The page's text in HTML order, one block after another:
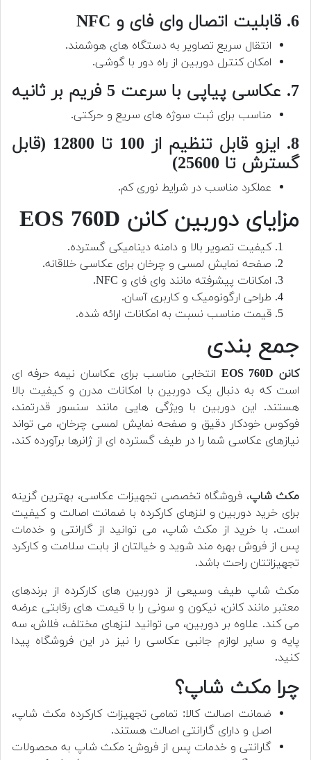
6. قابلیت اتصال وای فای و NFC
انتقال سریع تصاویر به دستگاه های هوشمند.
امکان کنترل دوربین از راه دور با گوشی.
7. عکاسی پیاپی با سرعت 5 فریم بر ثانیه
مناسب برای ثبت سوژه های سریع و حرکتی.
8. ایزو قابل تنظیم از 100 تا 12800 (قابل
گسترش تا 25600)
عملکرد مناسب در شرایط نوری کم.
مزایای دوربین کانن EOS 760D
کیفیت تصویر بالا و دامنه دینامیکی گسترده.
صفحه نمایش لمسی و چرخان برای عکاسی خلاقانه.
امکانات پیشرفته مانند وای فای و NFC.
طراحی ارگونومیک و کاربری آسان.
قیمت مناسب نسبت به امکانات ارائه شده.
جمع بندی
کانن EOS 760D
انتخابی مناسب برای عکاسان نیمه حرفه ای
است که به دنبال یک دوربین با امکانات مدرن و کیفیت بالا
هستند. این دوربین با ویژگی هایی مانند سنسور قدرتمند،
فوکوس خودکار دقیق و صفحه نمایش لمسی چرخان، می تواند
نیازهای عکاسی شما را در طیف گسترده ای از ژانرها برآورده کند.
مکث شاپ، فروشگاه تخصصی تجهیزات عکاسی، بهترین گزینه
برای خرید دوربین و لنزهای کارکرده با ضمانت اصالت و کیفیت
است. با خرید از مکث شاپ، می توانید از گارانتی و خدمات
پس از فروش بهره مند شوید و خیالتان از بابت سلامت و کارکرد
تجهیزاتتان راحت باشد.
مکث شاپ طیف وسیعی از دوربین های کارکرده از برندهای
معتبر مانند کانن، نیکون و سونی را با قیمت های رقابتی عرضه
می کند. علاوه بر دوربین، می توانید لنزهای مختلف، فلاش، سه
پایه و سایر لوازم جانبی عکاسی را نیز در این فروشگاه پیدا
کنید.
چرا مکث شاپ؟
ضمانت اصالت کالا: تمامی تجهیزات کارکرده مکث شاپ،
اصل و دارای گارانتی اصالت هستند.
گارانتی و خدمات پس از فروش: مکث شاپ به محصولات